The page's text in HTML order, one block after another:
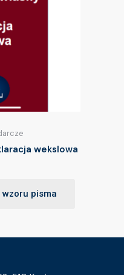
wekslowa
wzoru pisma